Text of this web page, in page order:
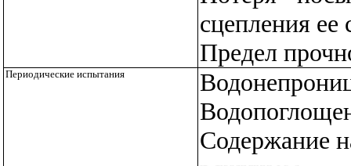
сцепления
Предел
Периодические испытания
Содержание